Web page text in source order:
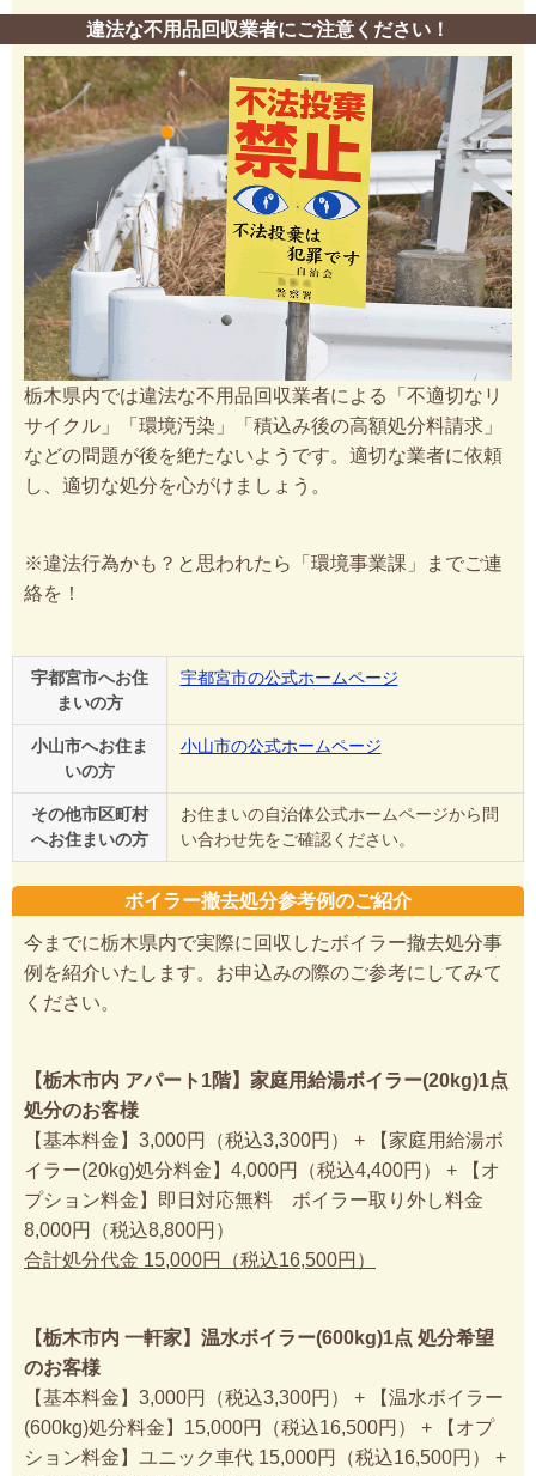
違法な不用品回収業者にご注意ください！
栃木県内では違法な不用品回収業者による「不適切なリ
サイクル」「環境汚染」「積込み後の高額処分料請求」
などの問題が後を絶たないようです。適切な業者に依頼
し、適切な処分を心がけましょう。
※違法行為かも？と思われたら「環境事業課」までご連
絡を！
宇都宮市へお住
まいの方
宇都宮市の公式ホームページ
小山市へお住ま
いの方
小山市の公式ホームページ
その他市区町村
へお住まいの方
お住まいの自治体公式ホームページから問
い合わせ先をご確認ください。
ボイラー撤去処分参考例のご紹介
今までに栃木県内で実際に回収したボイラー撤去処分事
例を紹介いたします。お申込みの際のご参考にしてみて
ください。
【栃木市内 アパート1階】家庭用給湯ボイラー(20kg)1点
処分のお客様
【基本料金】3,000円（税込3,300円） + 【家庭用給湯ボ
イラー(20kg)処分料金】4,000円（税込4,400円） + 【オ
プション料金】即日対応無料 ボイラー取り外し料金
8,000円（税込8,800円）
合計処分代金 15,000円（税込16,500円）
【栃木市内 一軒家】温水ボイラー(600kg)1点 処分希望
のお客様
【基本料金】3,000円（税込3,300円） + 【温水ボイラー
(600kg)処分料金】15,000円（税込16,500円） + 【オプ
ション料金】ユニック車代 15,000円（税込16,500円） +